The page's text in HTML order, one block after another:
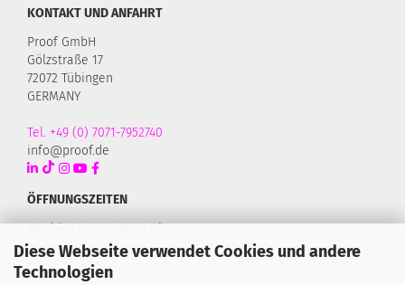
Diese Webseite verwendet Cookies und andere
Technologien
KONTAKT UND ANFAHRT
Proof GmbH
Gölzstraße 17
72072 Tübingen
GERMANY
Tel. +49 (0) 7071-7952740
info@proof.de
ÖFFNUNGSZEITEN
Mo. bis Fr. 9:00–18:00 Uhr